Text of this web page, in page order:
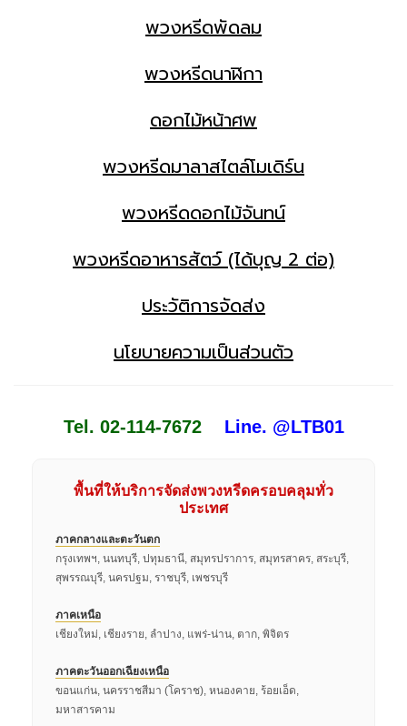
พวงหรีดพัดลม
พวงหรีดนาฬิกา
ดอกไม้หน้าศพ
พวงหรีดมาลาสไตล์โมเดิร์น
พวงหรีดดอกไม้จันทน์
พวงหรีดอาหารสัตว์ (ได้บุญ 2 ต่อ)
ประวัติการจัดส่ง
นโยบายความเป็นส่วนตัว
Tel. 02-114-7672 Line. @LTB01
พื้นที่ให้บริการจัดส่งพวงหรีดครอบคลุมทั่ว
ประเทศ
ภาคกลางและตะวันตก
กรุงเทพฯ, นนทบุรี, ปทุมธานี, สมุทรปราการ, สมุทรสาคร, สระบุรี,
สุพรรณบุรี, นครปฐม, ราชบุรี, เพชรบุรี
ภาคเหนือ
เชียงใหม่, เชียงราย, ลำปาง, แพร่-น่าน, ตาก, พิจิตร
ภาคตะวันออกเฉียงเหนือ
ขอนแก่น, นครราชสีมา (โคราช), หนองคาย, ร้อยเอ็ด,
มหาสารคาม